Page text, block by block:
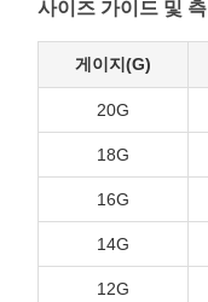
사이즈 가이드 및
게이지(G)
20G
18G
16G
14G
12G